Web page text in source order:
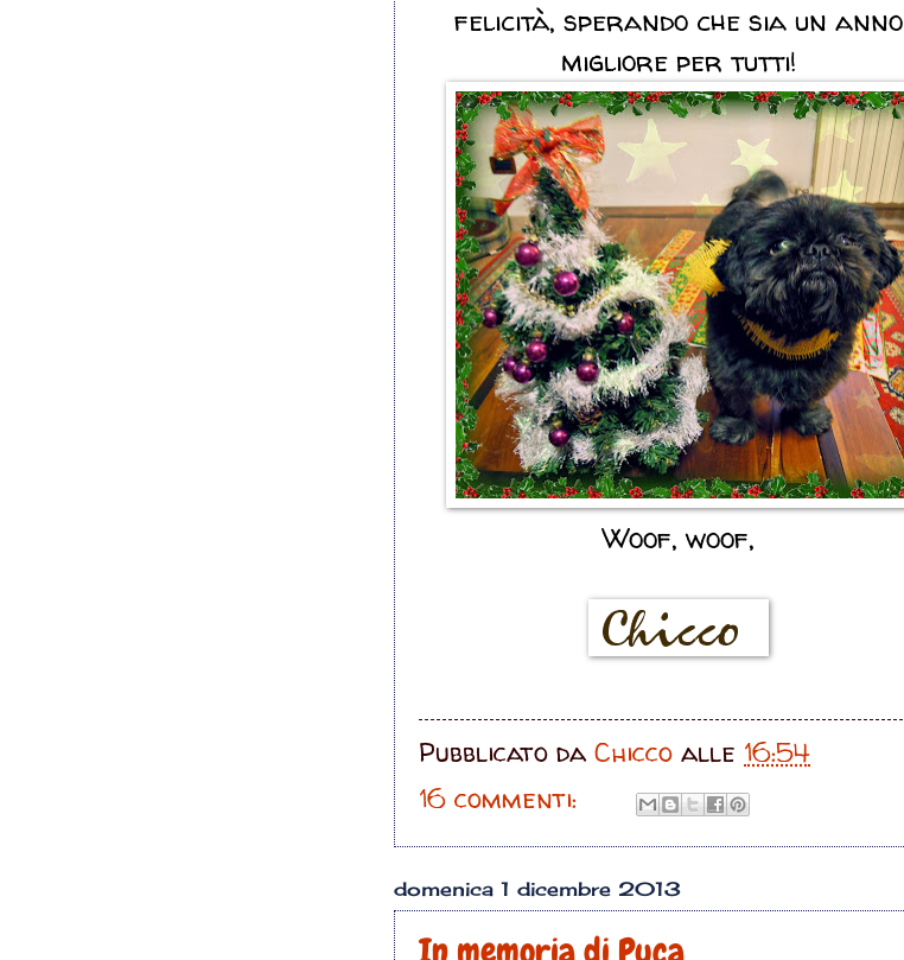
felicità, sperando che sia un anno
migliore per tutti!
Woof, woof,
Pubblicato da Chicco alle 16:54
16 commenti:
domenica 1 dicembre 2013